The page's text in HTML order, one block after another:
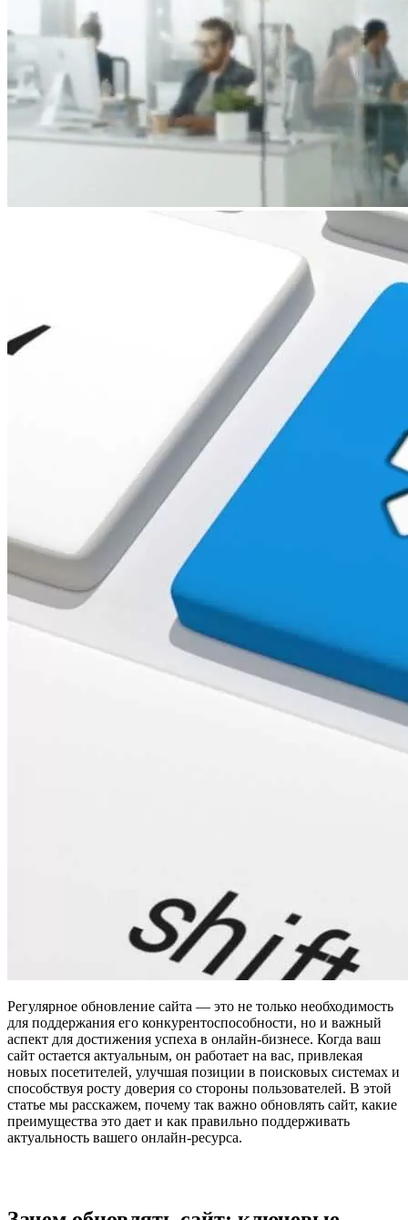
Регулярное обновление сайта — это не только необходимость
для поддержания его конкурентоспособности, но и важный
аспект для достижения успеха в онлайн-бизнесе. Когда ваш
сайт остается актуальным, он работает на вас, привлекая
новых посетителей, улучшая позиции в поисковых системах и
способствуя росту доверия со стороны пользователей. В этой
статье мы расскажем, почему так важно обновлять сайт, какие
преимущества это дает и как правильно поддерживать
актуальность вашего онлайн-ресурса.